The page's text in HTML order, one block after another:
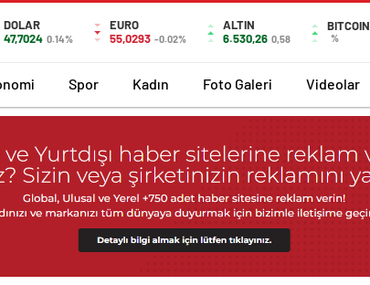
DOLAR
47,7024 0.14%
EURO
55,0293 -0.02%
ALTIN
6.530,26 0,58
BITCOIN
%
Spor Kadın Foto Galeri Videolar